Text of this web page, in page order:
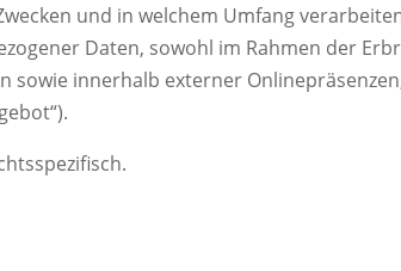
und in welchem Umfang
Daten, sowohl im Rahmen der
innerhalb externer